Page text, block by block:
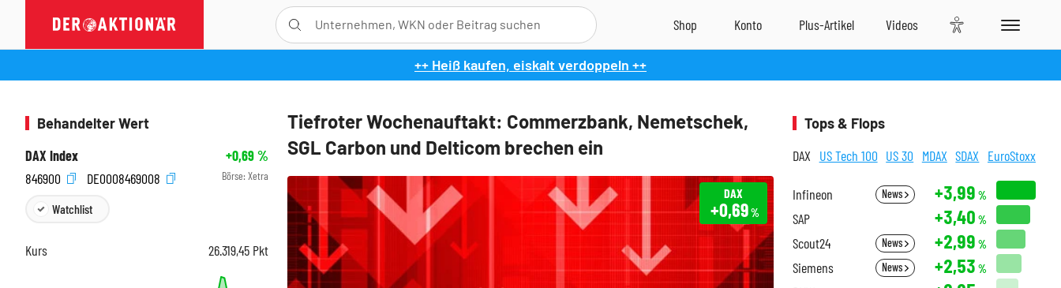
++ Heiß kaufen, eiskalt verdoppeln ++
Tiefroter Wochenauftakt: Commerzbank, Nemetschek,
SGL Carbon und Delticom brechen ein
DAX
+0,69%
Behandelter Wert
DAX Index
+0,69%
846900
DE0008469008 Börse: Xetra
Watchlist
Kurs 26.319,45 Pkt
Tops & Flops
DAX US Tech 100 US 30 MDAX SDAX EuroStoxx
Infineon News +3,99 %
SAP +3,40 %
Scout24 News +2,99 %
Siemens News +2,53 %